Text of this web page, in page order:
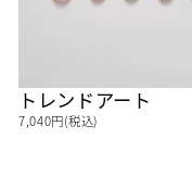
トレンドアート
7,040円(税込)